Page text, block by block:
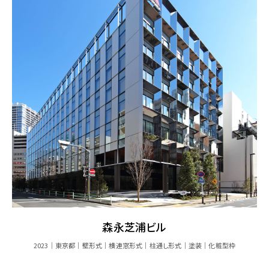
森永芝浦ビル
2023 東京都 壁形式 横連窓形式 柱通し形式 塗装 化粧型枠